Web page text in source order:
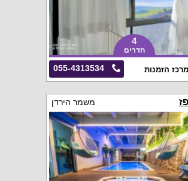
4
חדרים
055-4313534 מרכז הזמנות
משמר הירדן